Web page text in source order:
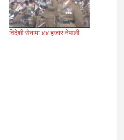
विदेशी सेनामा ४४ हजार नेपाली